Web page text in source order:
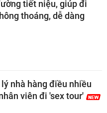
tiết niệu, giúp đi
thoáng, dễ dàng
lý nhà hàng điều nhiều
viên đi 'sex tour'